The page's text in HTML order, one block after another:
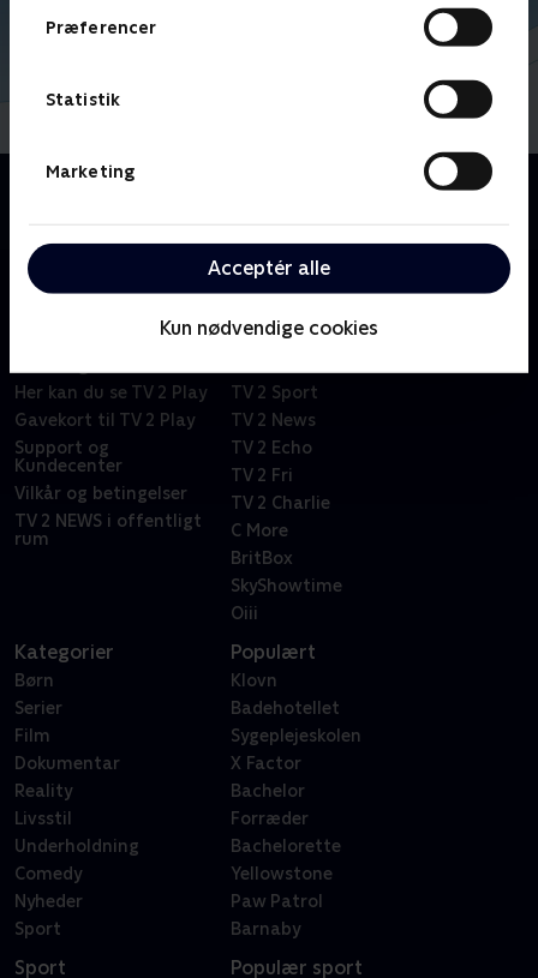
Præferencer
Statistik
Marketing
Acceptér alle
Kun nødvendige cookies
Om Kid-e-cats
Her kan du se TV 2 Play
Gavekort til TV 2 Play
Support og
Kundecenter
Vilkår og betingelser
TV 2 NEWS i offentligt
rum
Kanaler
TV 2 Sport
TV 2 News
TV 2 Echo
TV 2 Fri
TV 2 Charlie
C More
BritBox
SkyShowtime
Oiii
Kategorier
Børn
Serier
Film
Dokumentar
Reality
Livsstil
Underholdning
Comedy
Nyheder
Sport
Populært
Klovn
Badehotellet
Sygeplejeskolen
X Factor
Bachelor
Forræder
Bachelorette
Yellowstone
Paw Patrol
Barnaby
Sport Populær sport